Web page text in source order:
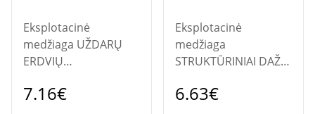
Eksplotacinė
medžiaga UŽDARŲ
ERDVIŲ
"CAVITY WAX" 500ML.
7.16€
Eksplotacinė
medžiaga
STRUKTŪRINIAI DAŽAI
SPRAY 400ML.
6.63€